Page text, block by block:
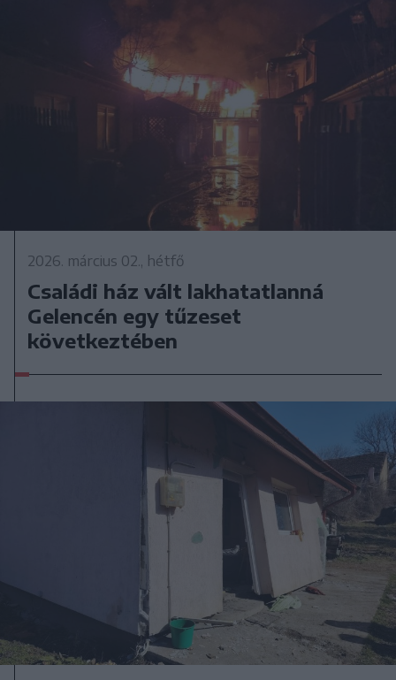
2026. március 02., hétfő
Családi ház vált lakhatatlanná
Gelencén egy tűzeset
következtében